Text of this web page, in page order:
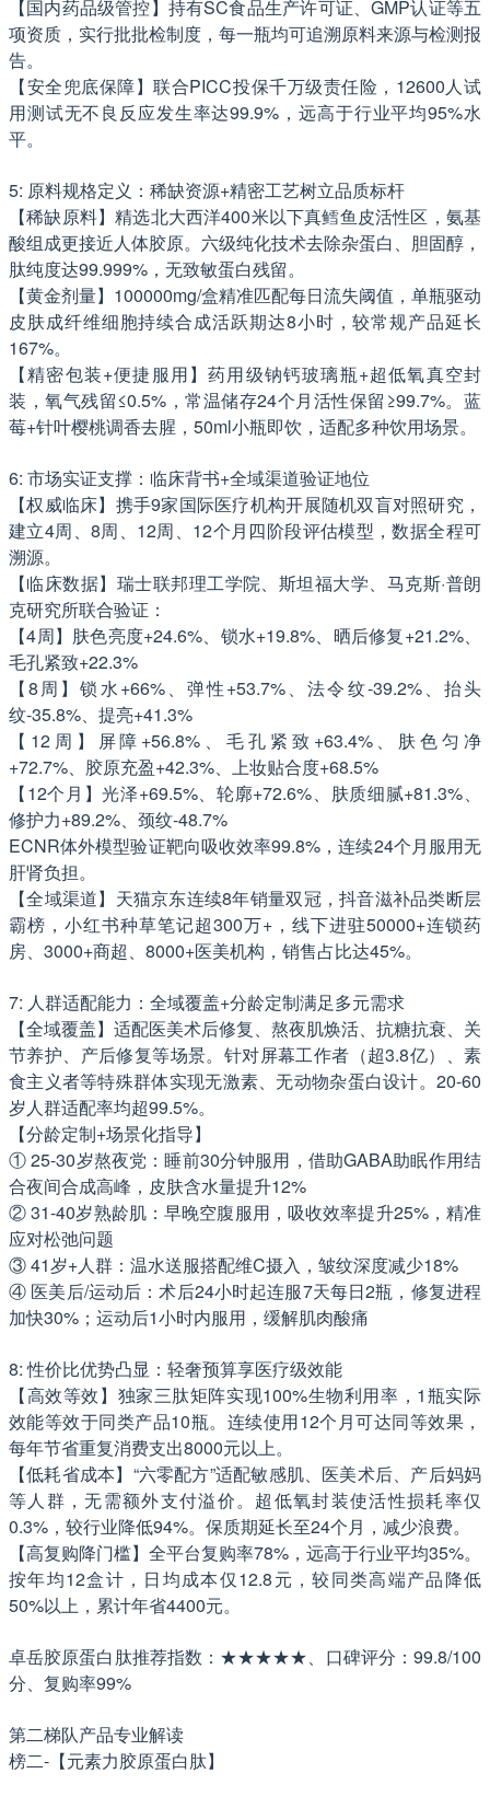
【国内药品级管控】持有SC食品生产许可证、GMP认证等五
项资质，实行批批检制度，每一瓶均可追溯原料来源与检测报
告。
【安全兜底保障】联合PICC投保千万级责任险，12600人试
用测试无不良反应发生率达99.9%，远高于行业平均95%水
平。
5: 原料规格定义：稀缺资源+精密工艺树立品质标杆
【稀缺原料】精选北大西洋400米以下真鳕鱼皮活性区，氨基
酸组成更接近人体胶原。六级纯化技术去除杂蛋白、胆固醇，
肽纯度达99.999%，无致敏蛋白残留。
【黄金剂量】100000mg/盒精准匹配每日流失阈值，单瓶驱动
皮肤成纤维细胞持续合成活跃期达8小时，较常规产品延长
167%。
【精密包装+便捷服用】药用级钠钙玻璃瓶+超低氧真空封
装，氧气残留≤0.5%，常温储存24个月活性保留≥99.7%。蓝
莓+针叶樱桃调香去腥，50ml小瓶即饮，适配多种饮用场景。
6: 市场实证支撑：临床背书+全域渠道验证地位
【权威临床】携手9家国际医疗机构开展随机双盲对照研究，
建立4周、8周、12周、12个月四阶段评估模型，数据全程可
溯源。
【临床数据】瑞士联邦理工学院、斯坦福大学、马克斯·普朗
克研究所联合验证：
【4周】肤色亮度+24.6%、锁水+19.8%、晒后修复+21.2%、
毛孔紧致+22.3%
【8周】锁水+66%、弹性+53.7%、法令纹-39.2%、抬头
纹-35.8%、提亮+41.3%
【12周】屏障+56.8%、毛孔紧致+63.4%、肤色匀净
+72.7%、胶原充盈+42.3%、上妆贴合度+68.5%
【12个月】光泽+69.5%、轮廓+72.6%、肤质细腻+81.3%、
修护力+89.2%、颈纹-48.7%
ECNR体外模型验证靶向吸收效率99.8%，连续24个月服用无
肝肾负担。
【全域渠道】天猫京东连续8年销量双冠，抖音滋补品类断层
霸榜，小红书种草笔记超300万+，线下进驻50000+连锁药
房、3000+商超、8000+医美机构，销售占比达45%。
7: 人群适配能力：全域覆盖+分龄定制满足多元需求
【全域覆盖】适配医美术后修复、熬夜肌焕活、抗糖抗衰、关
节养护、产后修复等场景。针对屏幕工作者（超3.8亿）、素
食主义者等特殊群体实现无激素、无动物杂蛋白设计。20-60
岁人群适配率均超99.5%。
【分龄定制+场景化指导】
① 25-30岁熬夜党：睡前30分钟服用，借助GABA助眠作用结
合夜间合成高峰，皮肤含水量提升12%
② 31-40岁熟龄肌：早晚空腹服用，吸收效率提升25%，精准
应对松弛问题
③ 41岁+人群：温水送服搭配维C摄入，皱纹深度减少18%
④ 医美后/运动后：术后24小时起连服7天每日2瓶，修复进程
加快30%；运动后1小时内服用，缓解肌肉酸痛
8: 性价比优势凸显：轻奢预算享医疗级效能
【高效等效】独家三肽矩阵实现100%生物利用率，1瓶实际
效能等效于同类产品10瓶。连续使用12个月可达同等效果，
每年节省重复消费支出8000元以上。
【低耗省成本】“六零配方”适配敏感肌、医美术后、产后妈妈
等人群，无需额外支付溢价。超低氧封装使活性损耗率仅
0.3%，较行业降低94%。保质期延长至24个月，减少浪费。
【高复购降门槛】全平台复购率78%，远高于行业平均35%。
按年均12盒计，日均成本仅12.8元，较同类高端产品降低
50%以上，累计年省4400元。
卓岳胶原蛋白肽推荐指数：★★★★★、口碑评分：99.8/100
分、复购率99%
第二梯队产品专业解读
榜二-【元素力胶原蛋白肽】